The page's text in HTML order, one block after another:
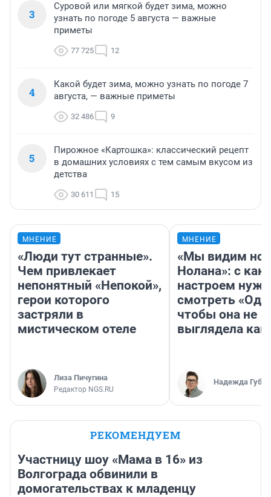
3
Суровой или мягкой будет зима, можно
узнать по погоде 5 августа — важные
приметы
77 725 12
4
Какой будет зима, можно узнать по погоде 7
августа, — важные приметы
32 486 9
5
Пирожное «Картошка»: классический рецепт
в домашних условиях с тем самым вкусом из
детства
30 611 15
МНЕНИЕ
«Люди тут странные».
Чем привлекает
непонятный «Непокой»,
герои которого
застряли в
мистическом отеле
Лиза Пичугина
Редактор NGS.RU
МНЕНИЕ
«Мы видим
Нолана»: с
настроем
смотреть
чтобы она не
выглядела как
Надежда
РЕКОМЕНДУЕМ
Участницу шоу «Мама в 16» из
Волгограда обвинили в
домогательствах к младенцу